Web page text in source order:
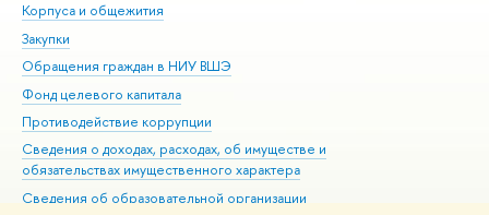
Корпуса и общежития
Закупки
Обращения граждан в НИУ ВШЭ
Фонд целевого капитала
Противодействие коррупции
Сведения о доходах, расходах, об имуществе и
обязательствах имущественного характера
Сведения об образовательной организации